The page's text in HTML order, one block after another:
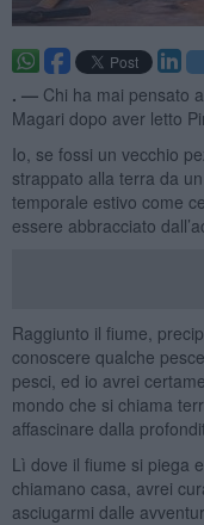
. — Chi ha mai pensato
Magari dopo aver letto
Io, se fossi un vecchio
strappato alla terra da
temporale estivo come
essere abbracciato
Raggiunto il fiume,
conoscere qualche
pesci, ed io avrei
mondo che si chiama
affascinare dalla
Lì dove il fiume si piega
chiamano casa, avrei
asciugarmi dalle